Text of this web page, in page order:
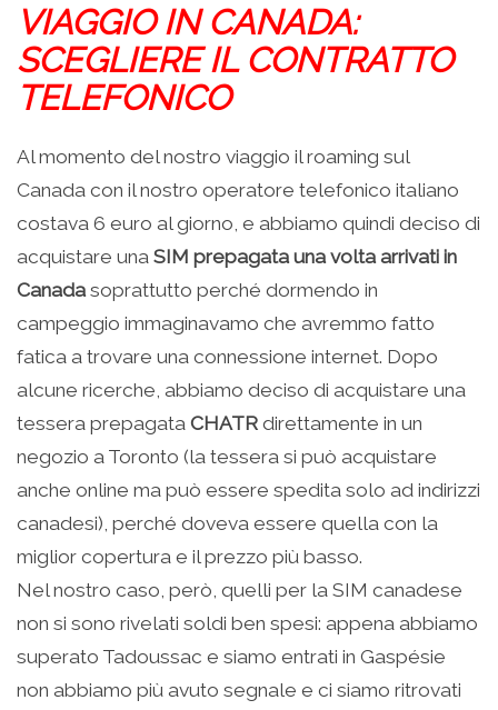
VIAGGIO IN CANADA:
SCEGLIERE IL CONTRATTO
TELEFONICO
Al momento del nostro viaggio il roaming sul
Canada con il nostro operatore telefonico italiano
costava 6 euro al giorno, e abbiamo quindi deciso di
acquistare una SIM prepagata una volta arrivati in
Canadasoprattutto perché dormendo in
campeggio immaginavamo che avremmo fatto
fatica a trovare una connessione internet. Dopo
alcune ricerche, abbiamo deciso di acquistare una
tessera prepagata CHATR direttamente in un
negozio a Toronto (la tessera si può acquistare
anche online ma può essere spedita solo ad indirizzi
canadesi), perché doveva essere quella con la
miglior copertura e il prezzo più basso.
Nel nostro caso, però, quelli per la SIM canadese
non si sono rivelati soldi ben spesi: appena abbiamo
superato Tadoussac e siamo entrati in Gaspésie
non abbiamo più avuto segnale e ci siamo ritrovati